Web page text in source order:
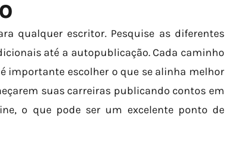
qualquer escritor. Pesquise as diferentes
até a autopublicação. Cada caminho
importante escolher o que se alinha melhor
suas carreiras publicando contos em
o que pode ser um excelente ponto de